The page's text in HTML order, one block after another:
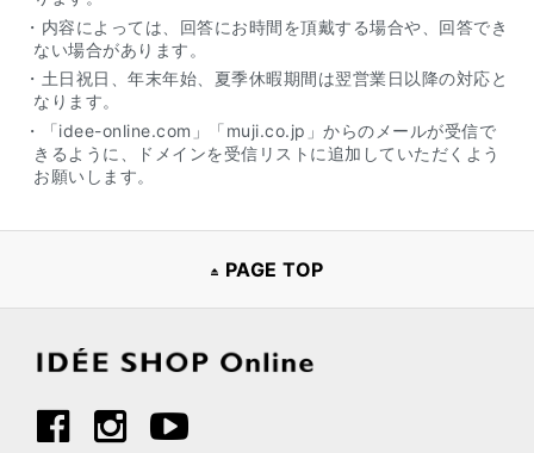
・内容によっては、回答にお時間を頂戴する場合や、回答でき
ない場合があります。
・土日祝日、年末年始、夏季休暇期間は翌営業日以降の対応と
なります。
・「idee-online.com」「muji.co.jp」からのメールが受信で
きるように、ドメインを受信リストに追加していただくよう
お願いします。
PAGE TOP